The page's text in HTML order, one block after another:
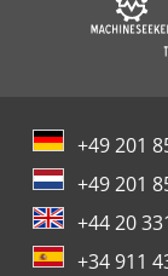
+49 201
+49 201
+44 20
+34 911